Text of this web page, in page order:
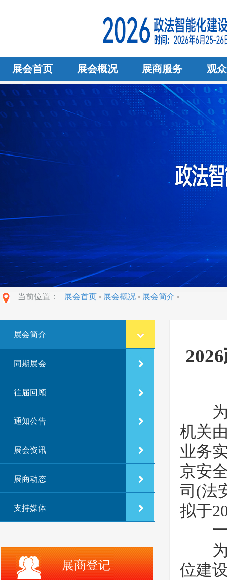
展会首页 展会概况 展商服务 观
当前位置： 展会首页 > 展会概况 > 展会简介 >
展会简介
同期展会
往届回顾
通知公告
展会资讯
展商动态
支持媒体
展商登记
为
机关
业务
京安
司(法
拟于
为
位建